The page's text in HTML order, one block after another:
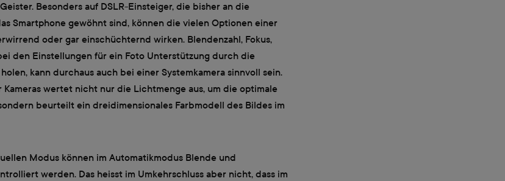
Besonders auf DSLR-Einsteiger, die bisher an die
Smartphone gewöhnt sind, können die vielen Optionen einer
oder gar einschüchternd wirken. Blendenzahl, Fokus,
den Einstellungen für ein Foto Unterstützung durch die
kann durchaus auch bei einer Systemkamera sinnvoll sein.
Kameras wertet nicht nur die Lichtmenge aus, um die optimale
beurteilt ein dreidimensionales Farbmodell des Bildes im
Modus können im Automatikmodus Blende und
werden. Das heisst im Umkehrschluss aber nicht, dass im